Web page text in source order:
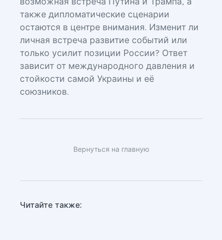
возможная встреча Путина и Трампа, а
также дипломатические сценарии
остаются в центре внимания. Изменит ли
личная встреча развитие событий или
только усилит позиции России? Ответ
зависит от международного давления и
стойкости самой Украины и её
союзников.
Вернуться на главную
Читайте также: